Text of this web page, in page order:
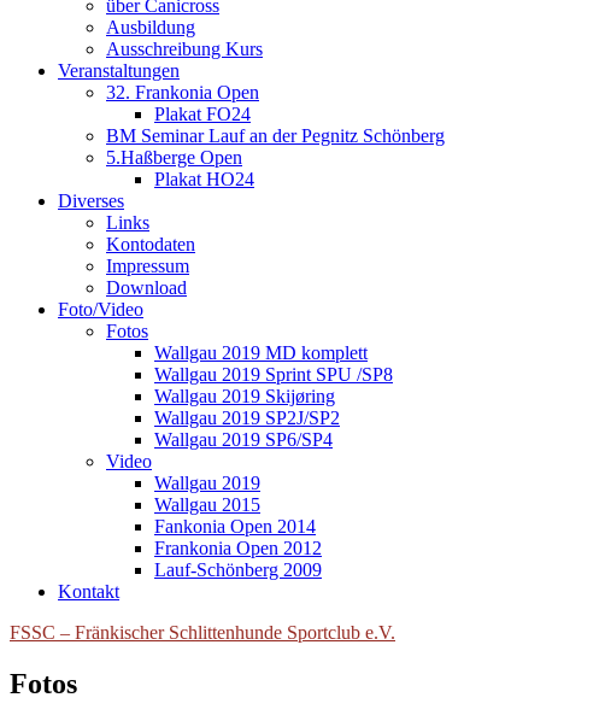
über Canicross
Ausbildung
Ausschreibung Kurs
Veranstaltungen
32. Frankonia Open
Plakat FO24
BM Seminar Lauf an der Pegnitz Schönberg
5.Haßberge Open
Plakat HO24
Diverses
Links
Kontodaten
Impressum
Download
Foto/Video
Fotos
Wallgau 2019 MD komplett
Wallgau 2019 Sprint SPU /SP8
Wallgau 2019 Skijøring
Wallgau 2019 SP2J/SP2
Wallgau 2019 SP6/SP4
Video
Wallgau 2019
Wallgau 2015
Fankonia Open 2014
Frankonia Open 2012
Lauf-Schönberg 2009
Kontakt
FSSC – Fränkischer Schlittenhunde Sportclub e.V.
Fotos